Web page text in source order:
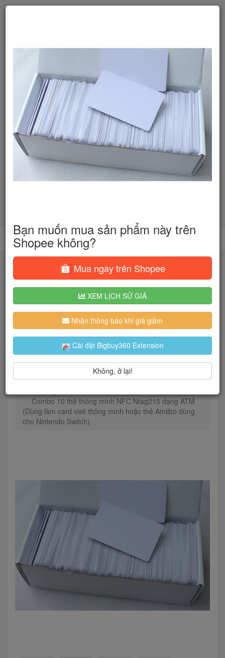
Tìm kiếm
Người dùng đang quan tâm đến 🔥...
Trang chủ
Điện Máy - Điện Tử
Combo 10 thẻ thông minh NFC Ntag215 dạng ATM
(Dùng làm card visit thông minh hoặc thẻ Amiibo dùng
cho Nintendo Switch)
Bạn muốn mua sản phẩm này trên
Shopee không?
Mua ngay trên Shopee
XEM LỊCH SỬ GIÁ
Nhận thông báo khi giá giảm
Cài đặt Bigbuy360 Extension
Không, ở lại!